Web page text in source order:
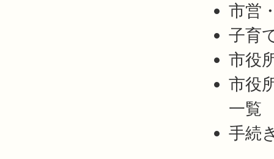
市営
子育
市役
市役
一覧
手続